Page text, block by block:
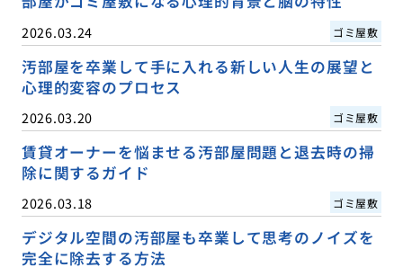
2026.03.24 ゴミ屋敷
汚部屋を卒業して手に入れる新しい人生の展望と
心理的変容のプロセス
2026.03.20 ゴミ屋敷
賃貸オーナーを悩ませる汚部屋問題と退去時の掃
除に関するガイド
2026.03.18 ゴミ屋敷
デジタル空間の汚部屋も卒業して思考のノイズを
完全に除去する方法